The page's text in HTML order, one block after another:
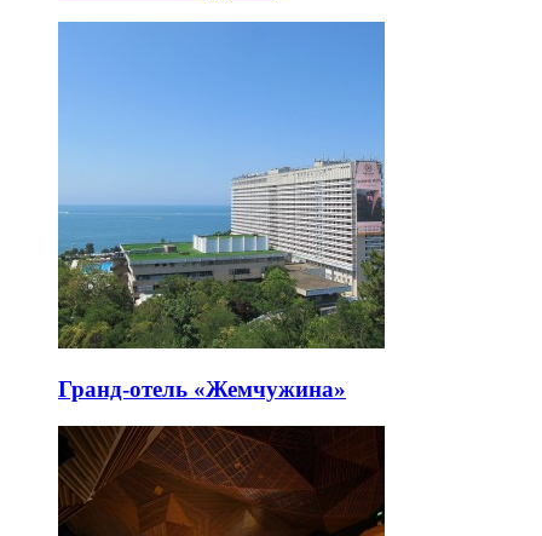
Гранд-отель «Жемчужина»